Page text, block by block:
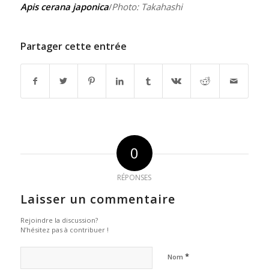
Apis cerana japonica/Photo: Takahashi
Partager cette entrée
0
RÉPONSES
Laisser un commentaire
Rejoindre la discussion?
N’hésitez pas à contribuer !
Nom *